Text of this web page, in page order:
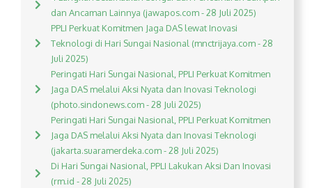
dan Ancaman Lainnya (jawapos.com - 28 Juli 2025)
PPLI Perkuat Komitmen Jaga DAS lewat Inovasi
Teknologi di Hari Sungai Nasional (mnctrijaya.com - 28
Juli 2025)
Peringati Hari Sungai Nasional, PPLI Perkuat Komitmen
Jaga DAS melalui Aksi Nyata dan Inovasi Teknologi
(photo.sindonews.com - 28 Juli 2025)
Peringati Hari Sungai Nasional, PPLI Perkuat Komitmen
Jaga DAS melalui Aksi Nyata dan Inovasi Teknologi
(jakarta.suaramerdeka.com - 28 Juli 2025)
Di Hari Sungai Nasional, PPLI Lakukan Aksi Dan Inovasi
(rm.id - 28 Juli 2025)